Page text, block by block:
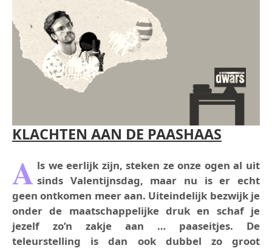
KLACHTEN AAN DE PAASHAAS
A ls we eerlijk zijn, steken ze onze ogen al uit
sinds Valentijnsdag, maar nu is er echt
geen ontkomen meer aan. Uiteindelijk bezwijk je
onder de maatschappelijke druk en schaf je
jezelf zo’n zakje aan … paaseitjes. De
teleurstelling is dan ook dubbel zo groot